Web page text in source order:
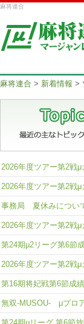
麻将連合
麻将連合 > 新着情報 >
2026年度ツアー第2戦
2026年度ツアー第2戦
事務局 夏休みについ
2026年度ツアー第2戦
第24期μ2リーグ第6節
2026年度ツアー第2戦
第16期将妃戦第6節成績
無双-MUSOU- μプロ